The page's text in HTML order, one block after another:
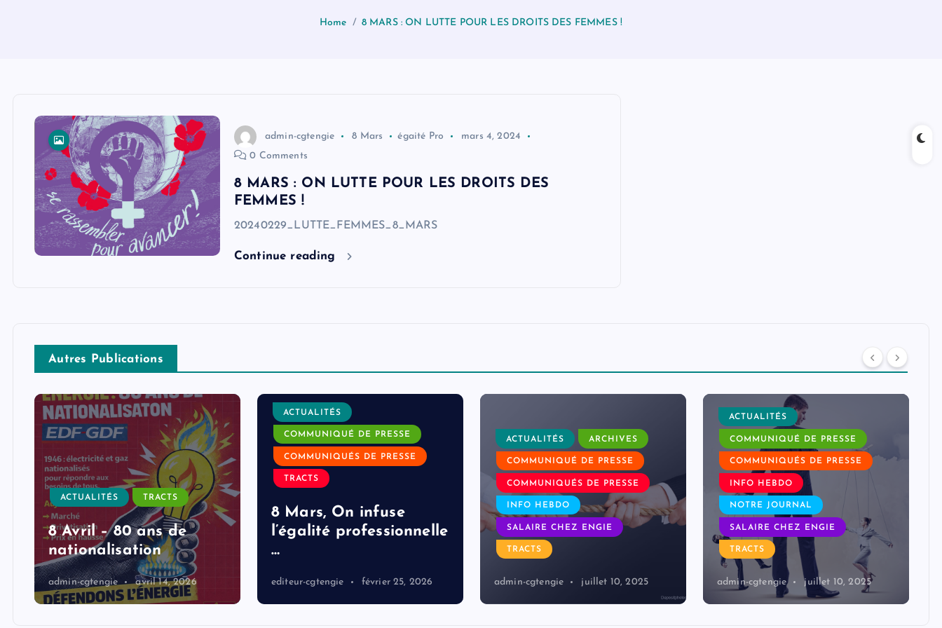
Home 8 MARS : ON LUTTE POUR LES DROITS DES FEMMES !
admin-cgtengie 8 Mars égaité Pro
mars 4, 2024
0 Comments
8 MARS : ON LUTTE POUR LES DROITS DES
FEMMES !
20240229_LUTTE_FEMMES_8_MARS
Continue reading
Autres Publications
ACTUALITÉS TRACTS
8 Avril – 80 ans de
nationalisation
admin-cgtengie avril 14, 2026
ACTUALITÉS
COMMUNIQUÉ DE PRESSE
COMMUNIQUÉS DE PRESSE
TRACTS
8 Mars, On infuse
l’égalité professionnelle
…
editeur-cgtengie février 25, 2026
ACTUALITÉS ARCHIVES
COMMUNIQUÉ DE PRESSE
COMMUNIQUÉS DE PRESSE
INFO HEBDO
SALAIRE CHEZ ENGIE
TRACTS
admin-cgtengie juillet 10, 2025
ACTUALITÉS
COMMUNIQUÉ DE PRESSE
COMMUNIQUÉS DE PRESSE
INFO HEBDO
NOTRE JOURNAL
SALAIRE CHEZ ENGIE
TRACTS
admin-cgtengie juillet 10, 2025